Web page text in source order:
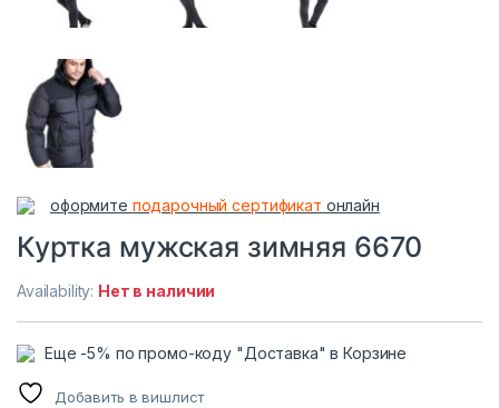
оформите подарочный сертификат онлайн
Куртка мужская зимняя 6670
Availability: Нет в наличии
Еще -5% по промо-коду "Доставка" в Корзине
Добавить в вишлист